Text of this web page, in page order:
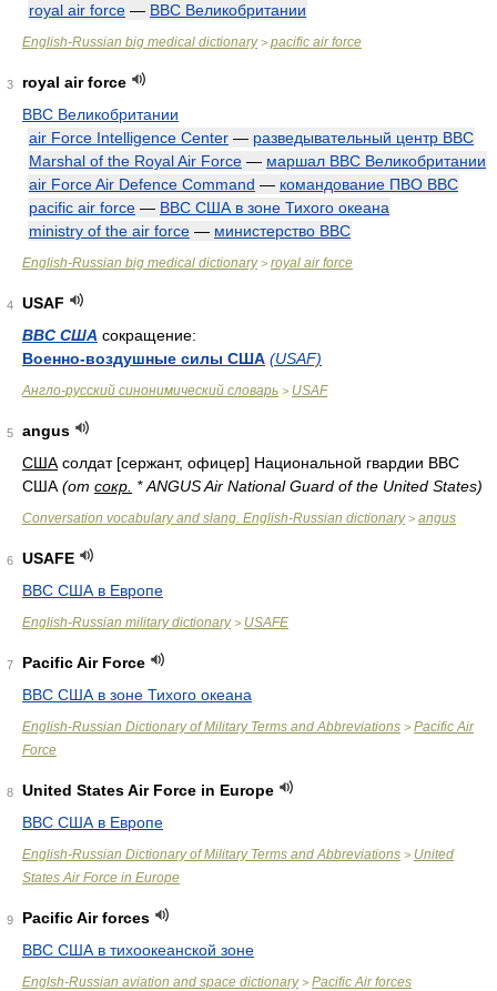
royal air force — ВВС Великобритании
English-Russian big medical dictionary> pacific air force
3
royal air force
ВВС Великобритании
air Force Intelligence Center — разведывательный центр ВВС
Marshal of the Royal Air Force — маршал ВВС Великобритании
air Force Air Defence Command — командование ПВО ВВС
pacific air force — ВВС США в зоне Тихого океана
ministry of the air force — министерство ВВС
English-Russian big medical dictionary> royal air force
4
USAF
ВВС США сокращение:
Военно-воздушные силы США (USAF)
Англо-русский синонимический словарь > USAF
5
angus
США солдат [сержант, офицер] Национальной гвардии ВВС
США (от сокр. * ANGUS Air National Guard of the United States)
Conversation vocabulary and slang. English-Russian dictionary> angus
6
USAFE
ВВС США в Европе
English-Russian military dictionary> USAFE
7
Pacific Air Force
ВВС США в зоне Тихого океана
English-Russian Dictionary of Military Terms and Abbreviations > Pacific Air
Force
8
United States Air Force in Europe
ВВС США в Европе
English-Russian Dictionary of Military Terms and Abbreviations > United
States Air Force in Europe
9
Pacific Air forces
ВВС США в тихоокеанской зоне
Englsh-Russian aviation and space dictionary> Pacific Air forces